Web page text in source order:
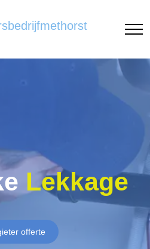
Lekkage
offerte